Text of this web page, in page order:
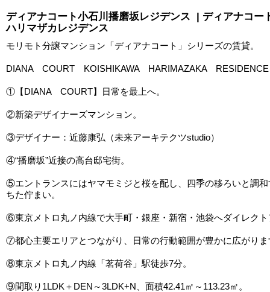
ディアナコート小石川播磨坂レジデンス
| ディアナコー
ハリマザカレジデンス
モリモト分譲マンション「ディアナコート」シリーズの賃貸。
DIANA COURT KOISHIKAWA HARIMAZAKA RESIDENCE
①【DIANA COURT】日常を最上へ。
②新築デザイナーズマンション。
③デザイナー：近藤康弘（未来アーキテクツstudio）
④“播磨坂”近接の高台邸宅街。
⑤エントランスにはヤマモミジと桜を配し、四季の移ろいと調
ちた佇まい。
⑥東京メトロ丸ノ内線で大手町・銀座・新宿・池袋へダイレク
⑦都心主要エリアとつながり、日常の行動範囲が豊かに広がりま
⑧東京メトロ丸ノ内線「茗荷谷」駅徒歩7分。
⑨間取り1LDK＋DEN～3LDK+N、面積42.41㎡～113.23㎡。